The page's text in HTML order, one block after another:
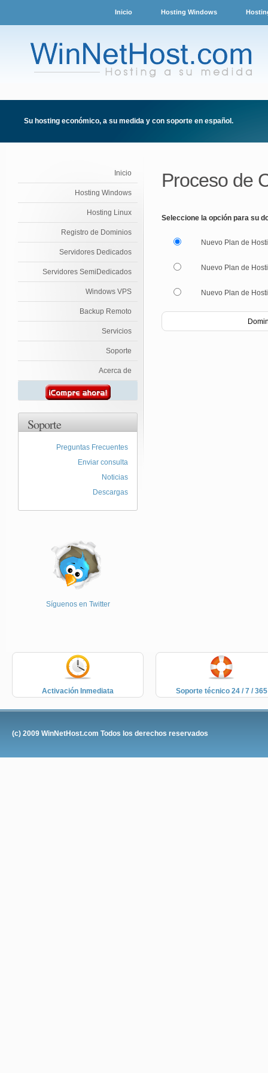
Inicio Hosting Windows
Su hosting económico, a su medida y con soporte en español.
Inicio
Hosting Windows
Hosting Linux
Registro de Dominios
Servidores Dedicados
Servidores SemiDedicados
Windows VPS
Backup Remoto
Servicios
Soporte
Acerca de
Soporte
Preguntas Frecuentes
Enviar consulta
Noticias
Descargas
Síguenos en Twitter
Proceso de
Seleccione la opción para su
Nuevo Plan de
Nuevo Plan de
Nuevo Plan de
Activación Inmediata Soporte técnico 24 / 7 / 365
(c) 2009 WinNetHost.com Todos los derechos reservados